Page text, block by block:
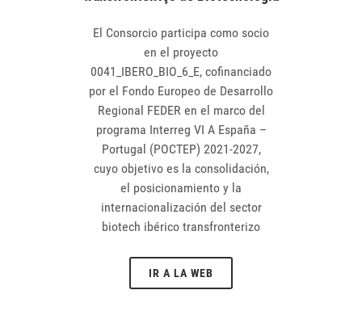
El Consorcio participa como socio
en el proyecto
0041_IBERO_BIO_6_E, cofinanciado
por el Fondo Europeo de Desarrollo
Regional FEDER en el marco del
programa Interreg VI A España –
Portugal (POCTEP) 2021-2027,
cuyo objetivo es la consolidación,
el posicionamiento y la
internacionalización del sector
biotech ibérico transfronterizo
IR A LA WEB